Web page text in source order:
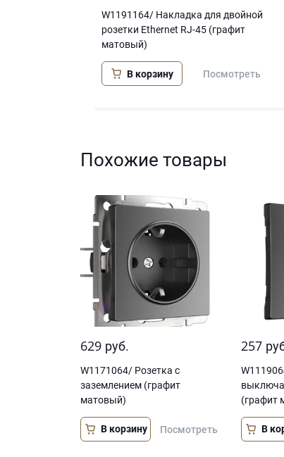
W1191164/ Накладка для двойной
розетки Еthernet RJ-45 (графит
матовый)
В корзину Посмотреть
Похожие товары
629 руб.
W1171064/ Розетка с
заземлением (графит
матовый)
В корзину Посмотреть
257
(графит
В